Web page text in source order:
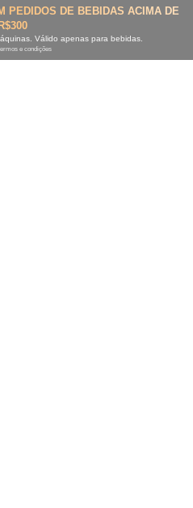
PEDIDOS DE BEBIDAS ACIMA DE
R$300
Válido apenas para bebidas.
e condições